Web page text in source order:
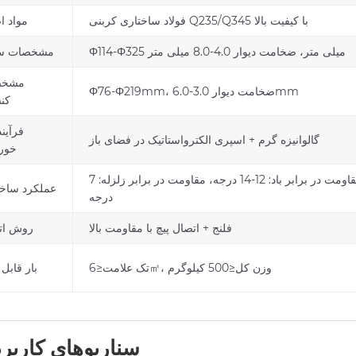
مواد فولاد ساختاری کربنی Q235/Q345 با کیفیت بالا
مشخصات Φ114-Φ325 میلی متر، ضخامت دیوار 4.0-8.0 میلی متر
Φ76-Φ219mm، ضخامت دیوار 3.0-6.0mm
گالوانیزه گرم + اسپری الکترواستاتیک در فضای باز
عملکرد
مقاومت در برابر باد: 12-14 درجه، مقاومت در برابر زلزله: 7
درجه
روش فلنج + اتصال پیچ با مقاومت بالا
بار تک علامت≤6㎡، وزن کل≤500 کیلوگرم
سناریوهای